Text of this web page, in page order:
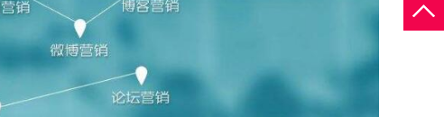
合作意